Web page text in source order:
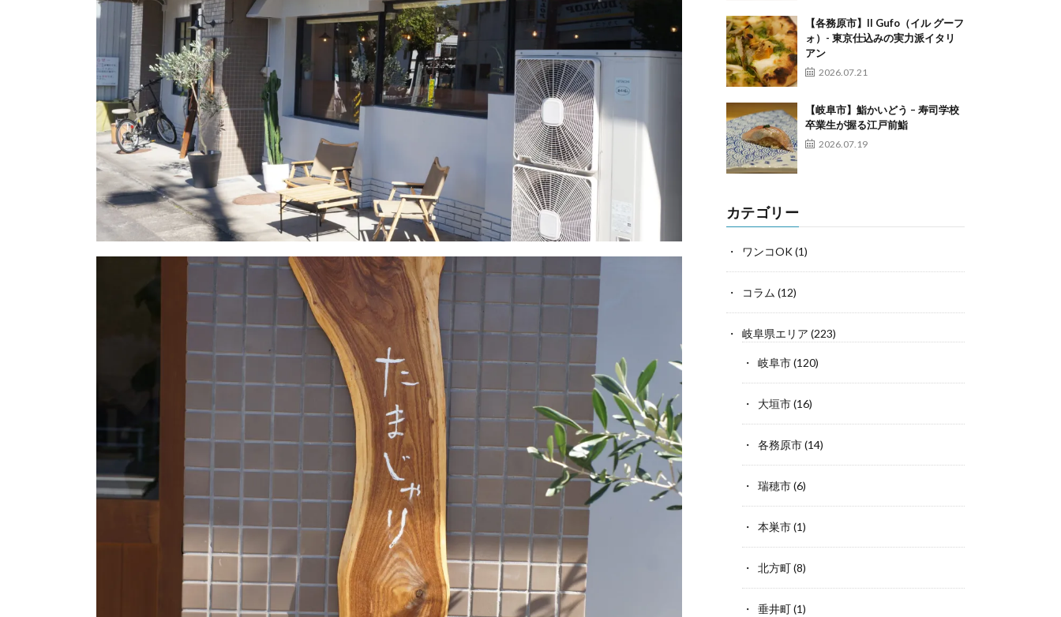
【各務原市】Il Gufo（イル グーフ
ォ）- 東京仕込みの実力派イタリ
アン
2026.07.21
【岐阜市】鮨かいどう – 寿司学校
卒業生が握る江戸前鮨
2026.07.19
カテゴリー
ワンコOK(1)
コラム (12)
岐阜県エリア (223)
岐阜市(120)
大垣市(16)
各務原市(14)
瑞穂市(6)
本巣市(1)
北方町(8)
垂井町(1)